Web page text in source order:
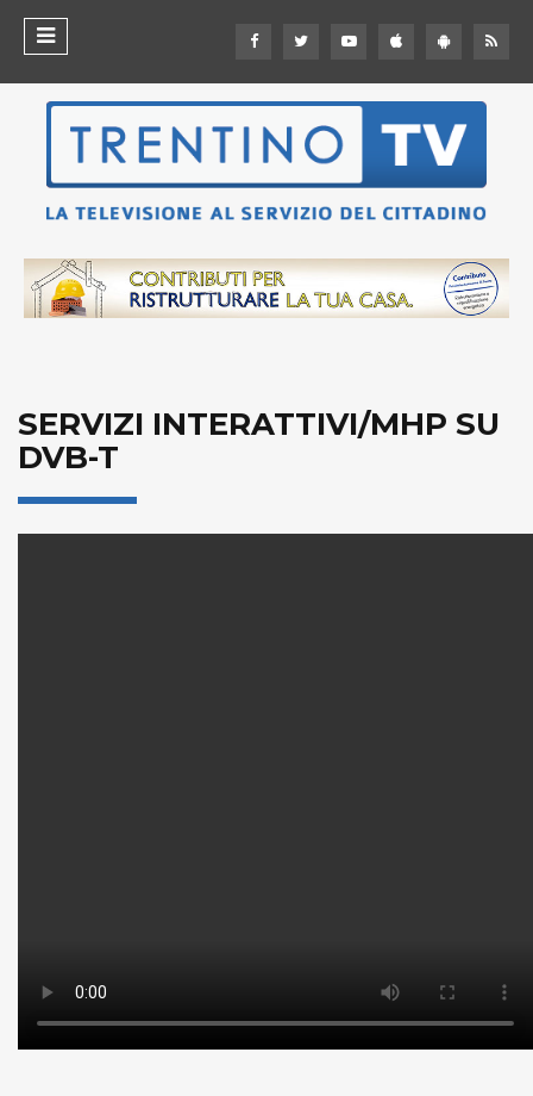
SERVIZI INTERATTIVI/MHP SU
DVB-T